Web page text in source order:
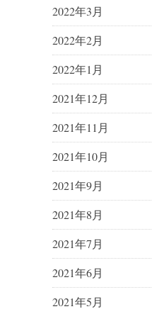
2022年3月
2022年2月
2022年1月
2021年12月
2021年11月
2021年10月
2021年9月
2021年8月
2021年7月
2021年6月
2021年5月